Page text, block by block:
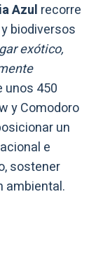
Azul recorre
biodiversos
exótico,
unos 450
y Comodoro
un
e
sostener
ambiental.